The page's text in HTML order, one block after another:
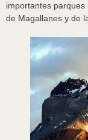
importantes
de Magallanes y de